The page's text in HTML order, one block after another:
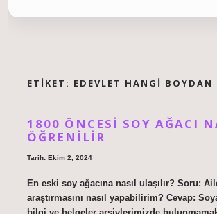
ETIKET: EDEVLET HANGI BOYDAN
1800 ÖNCESI SOY AĞACI
ÖĞRENILIR
Tarih: Ekim 2, 2024
En eski soy ağacına nasıl ulaşılır? Soru:
araştırmasını nasıl yapabilirim? Cevap: